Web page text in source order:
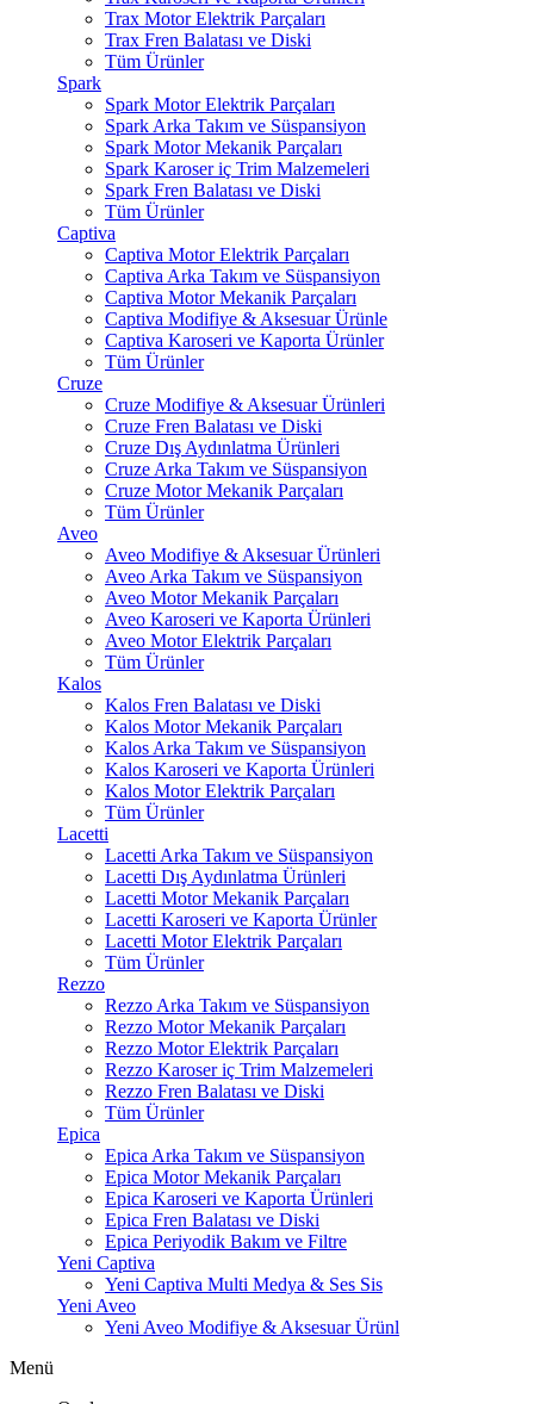
Trax Motor Elektrik Parçaları
Trax Fren Balatası ve Diski
Tüm Ürünler
Spark
Spark Motor Elektrik Parçaları
Spark Arka Takım ve Süspansiyon
Spark Motor Mekanik Parçaları
Spark Karoser iç Trim Malzemeleri
Spark Fren Balatası ve Diski
Tüm Ürünler
Captiva
Captiva Motor Elektrik Parçaları
Captiva Arka Takım ve Süspansiyon
Captiva Motor Mekanik Parçaları
Captiva Modifiye & Aksesuar Ürünle
Captiva Karoseri ve Kaporta Ürünler
Tüm Ürünler
Cruze
Cruze Modifiye & Aksesuar Ürünleri
Cruze Fren Balatası ve Diski
Cruze Dış Aydınlatma Ürünleri
Cruze Arka Takım ve Süspansiyon
Cruze Motor Mekanik Parçaları
Tüm Ürünler
Aveo
Aveo Modifiye & Aksesuar Ürünleri
Aveo Arka Takım ve Süspansiyon
Aveo Motor Mekanik Parçaları
Aveo Karoseri ve Kaporta Ürünleri
Aveo Motor Elektrik Parçaları
Tüm Ürünler
Kalos
Kalos Fren Balatası ve Diski
Kalos Motor Mekanik Parçaları
Kalos Arka Takım ve Süspansiyon
Kalos Karoseri ve Kaporta Ürünleri
Kalos Motor Elektrik Parçaları
Tüm Ürünler
Lacetti
Lacetti Arka Takım ve Süspansiyon
Lacetti Dış Aydınlatma Ürünleri
Lacetti Motor Mekanik Parçaları
Lacetti Karoseri ve Kaporta Ürünler
Lacetti Motor Elektrik Parçaları
Tüm Ürünler
Rezzo
Rezzo Arka Takım ve Süspansiyon
Rezzo Motor Mekanik Parçaları
Rezzo Motor Elektrik Parçaları
Rezzo Karoser iç Trim Malzemeleri
Rezzo Fren Balatası ve Diski
Tüm Ürünler
Epica
Epica Arka Takım ve Süspansiyon
Epica Motor Mekanik Parçaları
Epica Karoseri ve Kaporta Ürünleri
Epica Fren Balatası ve Diski
Epica Periyodik Bakım ve Filtre
Yeni Captiva
Yeni Captiva Multi Medya & Ses Sis
Yeni Aveo
Yeni Aveo Modifiye & Aksesuar Ürünl
Menü